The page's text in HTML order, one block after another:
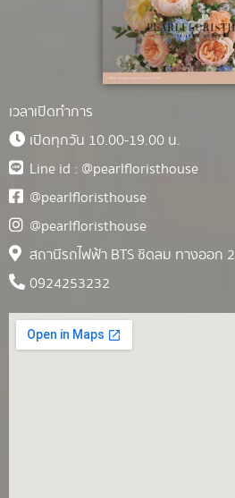
เวลาเปิดทำการ
เปิดทุกวัน 10.00-19.00 น.
Line id : @pearlfloristhouse
@pearlfloristhouse
@pearlfloristhouse
สถานีรถไฟฟ้า BTS ชิดลม ทางออก 2
0924253232